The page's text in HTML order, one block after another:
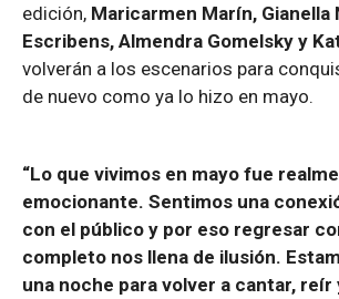
edición, Maricarmen Marín, Gianella
Escribens, Almendra Gomelsky y
volverán a los escenarios para
de nuevo como ya lo hizo en mayo.
“Lo que vivimos en mayo fue
emocionante. Sentimos una
con el público y por eso regresar
completo nos llena de ilusión.
una noche para volver a cantar, reír